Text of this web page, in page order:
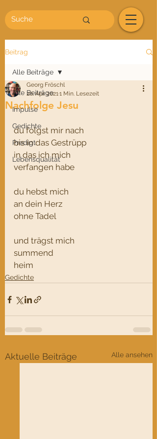
Beitrag
Alle Beiträge
Impulse
Gedichte
Predigt
Lebensqualität
Alle Beiträge
Nachfolge Jesu
Georg Fröschl
20. Apr. 20211 Min. Lesezeit
du folgst mir nach
bis in das Gestrüpp
in das ich mich
verfangen habe
du hebst mich
an dein Herz
ohne Tadel
und trägst mich
summend
heim
Gedichte
Aktuelle Beiträge Alle ansehen